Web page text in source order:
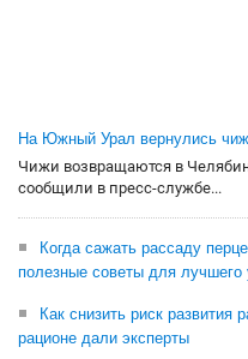
На Южный Урал вернулись
Чижи возвращаются в
сообщили в пресс-службе...
Когда сажать рассаду
полезные советы для лучшего
Как снизить риск развития
рационе дали эксперты